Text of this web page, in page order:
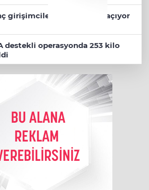
girişimcilere yeni kapılar açıyor
destekli operasyonda 253 kilo